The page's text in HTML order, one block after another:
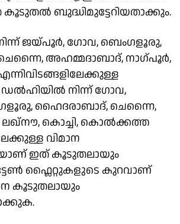
ബുദ്ധിമുട്ടേറിയതാക്കും.
ജയ്പൂർ, ഗോവ, ബെംഗളൂരു,
അഹമ്മദാബാദ്, നാഗ്പൂർ,
നിന്ന് ഗോവ,
ഹൈദരാബാദ്, ചെന്നൈ,
കൊച്ചി, കൊൽക്കത്ത
വിമാന
ഇത് കൂടുതലായും
ഫ്ലൈറ്റുകളുടെ കുറവാണ്
കൂടുതലായും